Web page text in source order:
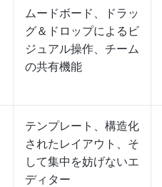
ムードボード、ドラッ
グ＆ドロップによるビ
ジュアル操作、チーム
の共有機能
テンプレート、構造化
されたレイアウト、そ
して集中を妨げないエ
ディター